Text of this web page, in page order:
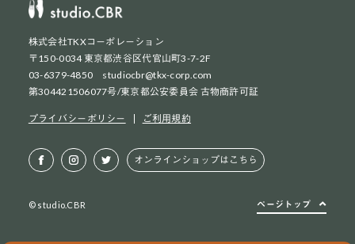
ネット買取 初めての方
株式会社TKXコーポレーション
〒150-0034 東京都渋谷区代官山町3-7-2F
03-6379-4850 studiocbr@tkx-corp.com
第304421506077号/東京都公安委員会 古物商許可証
プライバシーポリシー ご利用規約
オンラインショップはこちら
© studio.CBR ページトップ